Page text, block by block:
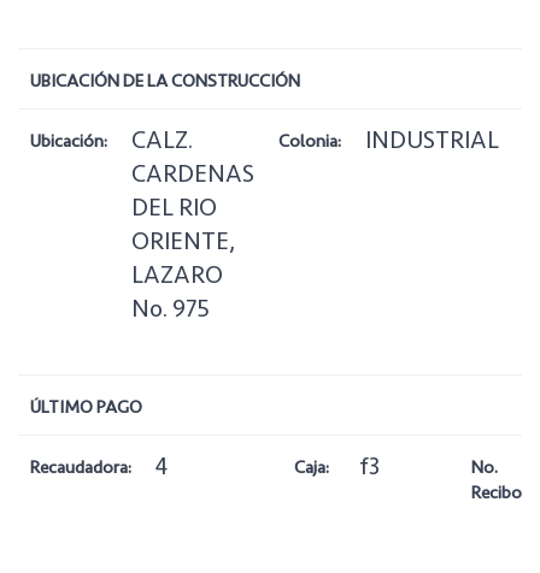
UBICACIÓN DE LA CONSTRUCCIÓN
Ubicación:
CALZ.
CARDENAS
DEL RIO
ORIENTE,
LAZARO
No. 975
Colonia: INDUSTRIAL
ÚLTIMO PAGO
Recaudadora: 4 Caja: f3
No.
Recibo: